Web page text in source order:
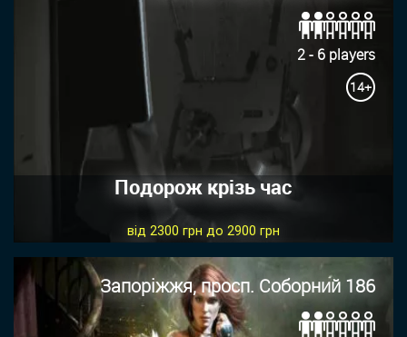
2 - 6 players
14+
Подорож крізь час
від 2300 грн до 2900 грн
Запоріжжя, просп. Соборний 186